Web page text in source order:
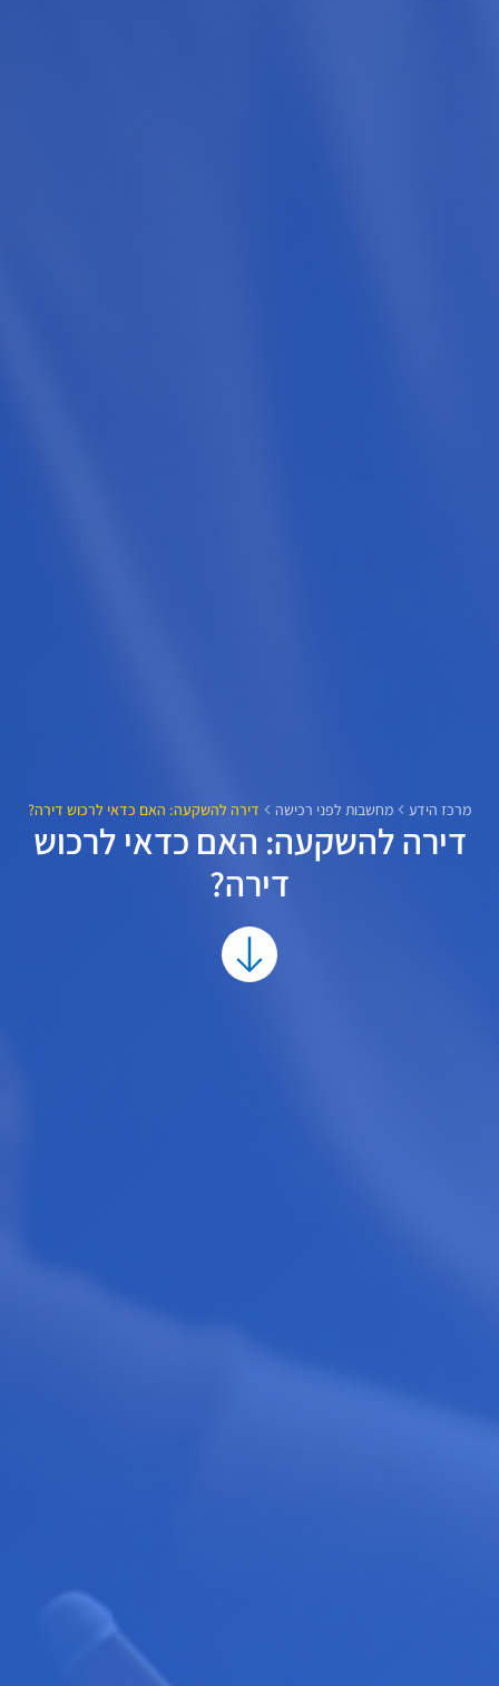
מרכז הידע מחשבות לפני רכישה דירה להשקעה: האם כדאי לרכוש דירה?
דירה להשקעה: האם כדאי לרכוש
דירה?